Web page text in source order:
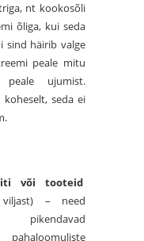
nt kookosõli
õliga, kui seda
sind häirib valge
peale mitu
ujumist.
seda ei
või tooteid
– need
pikendavad